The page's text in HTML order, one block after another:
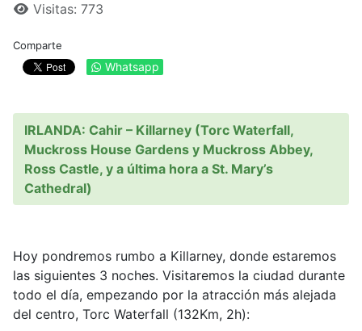
Visitas: 773
Comparte
Whatsapp
IRLANDA: Cahir – Killarney (Torc Waterfall,
Muckross House Gardens y Muckross Abbey,
Ross Castle, y a última hora a St. Mary’s
Cathedral)
Hoy pondremos rumbo a Killarney, donde estaremos
las siguientes 3 noches. Visitaremos la ciudad durante
todo el día, empezando por la atracción más alejada
del centro, Torc Waterfall (132Km, 2h):